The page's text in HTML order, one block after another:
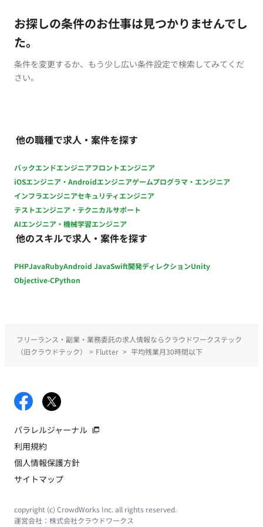
お探しの条件のお仕事は見つかりませんでし
た。
条件を変更するか、もう少し広い条件設定で検索してみてくだ
さい。
他の職種で求人・案件を探す
バックエンドエンジニアフロントエンジニア
iOSエンジニア・Androidエンジニアゲームプログラマ・エンジニア
インフラエンジニアセキュリティエンジニア
テストエンジニア・テクニカルサポート
AIエンジニア・機械学習エンジニア
他のスキルで求人・案件を探す
PHPJavaRubyAndroid JavaSwift開発ディレクションUnity
Objective-CPython
フリーランス・副業・業務委託の求人情報ならクラウドワークステック
（旧クラウドテック）
> Flutter > 平均残業月30時間以下
パラレルジャーナル
利用規約
個人情報保護方針
サイトマップ
copyright (c) CrowdWorks Inc. all rights reserved.
運営会社： 株式会社クラウドワークス